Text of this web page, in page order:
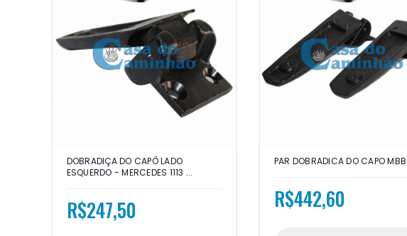
DOBRADIÇA DO CAPÔ LADO
ESQUERDO - MERCEDES 1113 ...
R$247,50
PAR DOBRADICA DO CAPO MBB
R$442,60